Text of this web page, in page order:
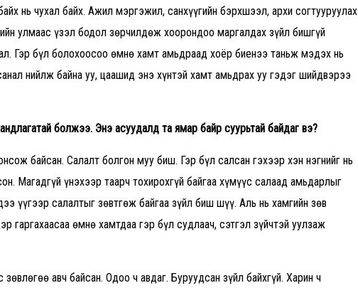
нь чухал байх. Ажил мэргэжил, санхүүгийн бэрхшээл, архи согтууруулах
улмаас үзэл бодол зөрчилдөж хоорондоо маргалдах зүйл бишгүй
Гэр бүл болохоосоо өмнө хамт амьдраад хоёр биенээ таньж мэдэх нь
нийлж байна уу, цаашид энэ хүнтэй хамт амьдрах уу гэдэг шийдвэрээ
болжээ. Энэ асуудалд та ямар байр суурьтай байдаг вэ?
байсан. Салалт болгон муу биш. Гэр бүл салсан гэхээр хэн нэгнийг нь
Магадгүй үнэхээр таарч тохирохгүй байгаа хүмүүс салаад амьдарлыг
үүгээр салалтыг зөвтгөж байгаа зүйл биш шүү. Аль нь хамгийн зөв
гаргахаасаа өмнө хамтдаа гэр бүл судлаач, сэтгэл зүйчтэй уулзаж
авч байсан. Одоо ч авдаг. Буруудсан зүйл байхгүй. Харин ч